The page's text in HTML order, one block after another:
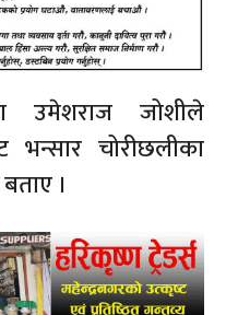
उमेशराज जोशीले
भन्सार चोरीछलीका
।